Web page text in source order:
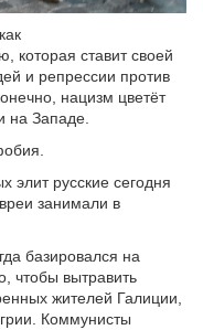
которая ставит своей
и репрессии против
нацизм цветёт
на Западе.
элит русские сегодня
занимали в
базировался на
чтобы вытравить
жителей Галиции,
Коммунисты